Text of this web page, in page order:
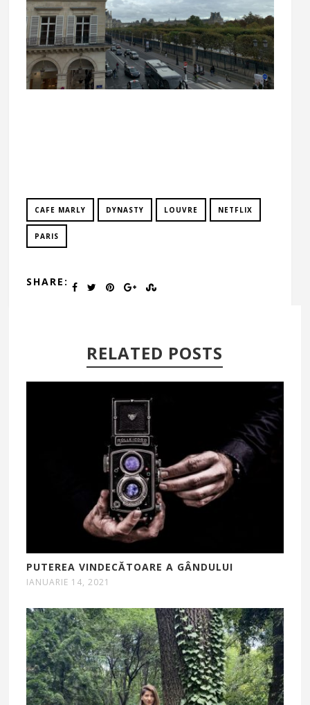
CAFE MARLY DYNASTY LOUVRE NETFLIX
PARIS
SHARE:
RELATED POSTS
PUTEREA VINDECĂTOARE A GÂNDULUI
IANUARIE 14, 2021